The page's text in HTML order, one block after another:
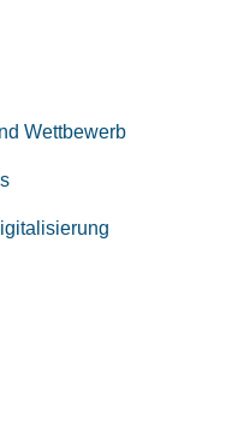
Wettbewerb